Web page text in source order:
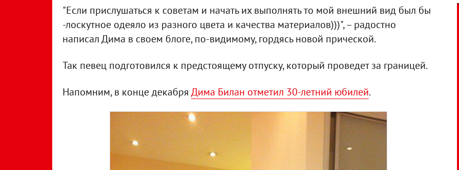
"Если прислушаться к советам и начать их выполнять то мой внешний вид был бы
-лоскутное одеяло из разного цвета и качества материалов)))", – радостно
написал Дима в своем блоге, по-видимому, гордясь новой прической.
Так певец подготовился к предстоящему отпуску, который проведет за границей.
Напомним, в конце декабряДима Билан отметил 30-летний юбилей.